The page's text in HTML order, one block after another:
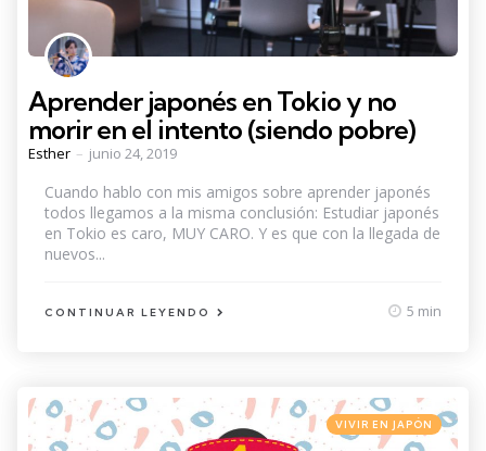
Aprender japonés en Tokio y no
morir en el intento (siendo pobre)
Posted
Esther junio 24, 2019
Cuando hablo con mis amigos sobre aprender japonés
todos llegamos a la misma conclusión: Estudiar japonés
en Tokio es caro, MUY CARO. Y es que con la llegada de
nuevos...
CONTINUAR LEYENDO 5 min
Categories
Posted
in
VIVIR EN JAPÓN